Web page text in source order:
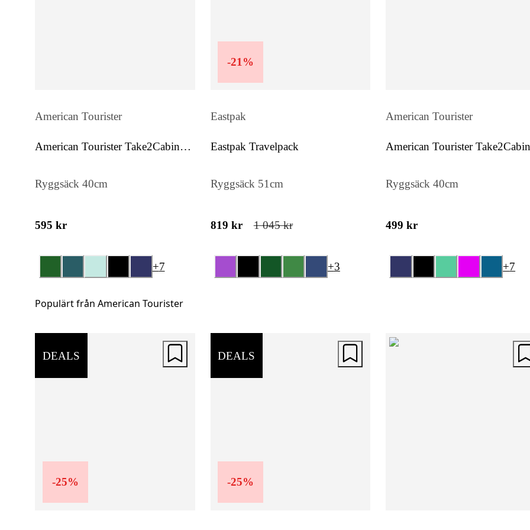
American Tourister
American Tourister Take2Cabin
Ryggsäck 40cm
595 kr
+7
-21%
Eastpak
Eastpak Travelpack
Ryggsäck 51cm
819 kr 1 045 kr
+3
American Tourister
American Tourister Take2Cabin
Ryggsäck 40cm
499 kr
+7
Populärt från American Tourister
DEALS
-25%
DEALS
-25%